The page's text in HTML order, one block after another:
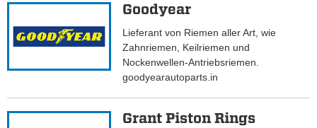
Goodyear
Lieferant von Riemen aller Art, wie
Zahnriemen, Keilriemen und
Nockenwellen-Antriebsriemen.
goodyearautoparts.in
Grant Piston Rings